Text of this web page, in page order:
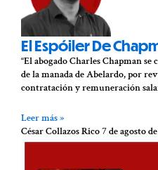
El Espóiler De
“El abogado Charles Chapman
de la manada de Abelardo, por
contratación y remuneración
Leer más »
César Collazos Rico7 de agosto